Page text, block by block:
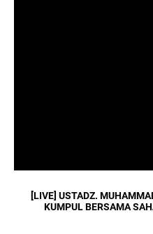
[LIVE] USTADZ.
KUMPUL BERSAMA